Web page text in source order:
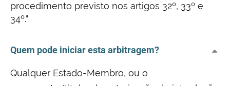
procedimento previsto nos artigos 32º, 33º e
34º."
Quem pode iniciar esta arbitragem?
Qualquer Estado-Membro, ou o